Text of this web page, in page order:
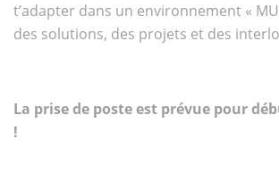
t’adapter dans un environnement «
des solutions, des projets et des
La prise de poste est prévue pour
!